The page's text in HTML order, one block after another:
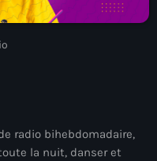
radio bihebdomadaire,
la nuit, danser et